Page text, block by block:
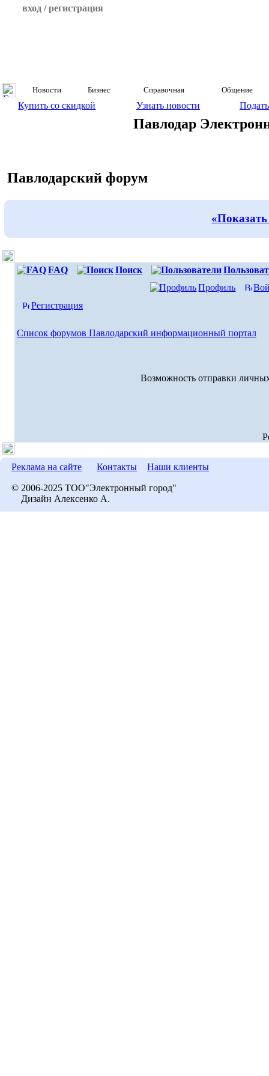
вход / регистрация
Новости Бизнес Справочная Общение
Купить со скидкой Узнать новости
Павлодар
Павлодарский форум
FAQ Поиск
Профиль
Регистрация
Список форумов Павлодарский информационный портал
Возможность отправки
Реклама на сайте Контакты Наши клиенты
© 2006-2025 ТОО"Электронный город"
Дизайн Алексенко А.